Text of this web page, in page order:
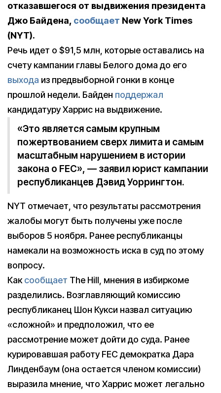
отказавшегося от выдвижения президента
Джо Байдена, сообщает New York Times
(NYT).
Речь идет о $91,5 млн, которые оставались на
счету кампании главы Белого дома до его
выхода из предвыборной гонки в конце
прошлой недели. Байден поддержал
кандидатуру Харрис на выдвижение.
«Это является самым крупным
пожертвованием сверх лимита и самым
масштабным нарушением в истории
закона о FEC», — заявил юрист кампании
республиканцев Дэвид Уоррингтон.
NYT отмечает, что результаты рассмотрения
жалобы могут быть получены уже после
выборов 5 ноября. Ранее республиканцы
намекали на возможность иска в суд по этому
вопросу.
Каксообщает The Hill, мнения в избиркоме
разделились. Возглавляющий комиссию
республиканец Шон Кукси назвал ситуацию
«сложной» и предположил, что ее
рассмотрение может дойти до суда. Ранее
курировавшая работу FEC демократка Дара
Линденбаум (она остается членом комиссии)
выразила мнение, что Харрис может легально